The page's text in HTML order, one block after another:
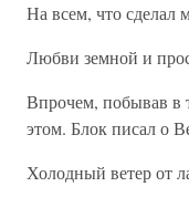
На всем, что сделал
Любви земной и
Впрочем, побывав в
этом. Блок писал о
Холодный ветер от